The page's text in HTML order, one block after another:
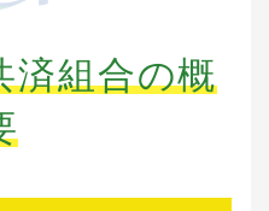
お問い合わせ
済組合の概